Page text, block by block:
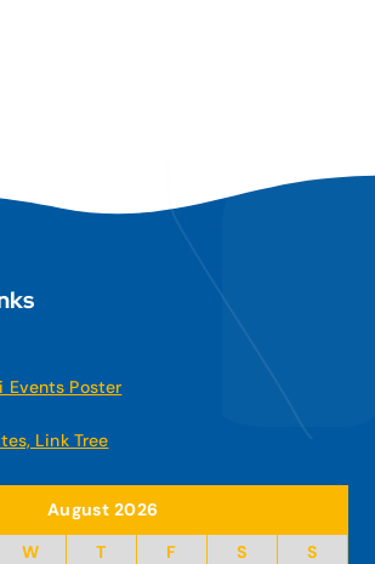
Events Poster
Link Tree
August 2026
W T F S
S